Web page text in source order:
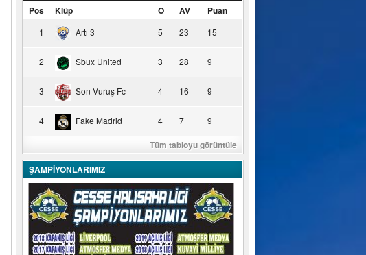
Pos
Klüp O AV Puan
1 Artı 3 5 23 15
2 Sbux United 3 28 9
3 Son Vuruş Fc 4 16 9
4 Fake Madrid 4 7 9
Tüm tabloyu görüntüle
ŞAMPİYONLARIMIZ